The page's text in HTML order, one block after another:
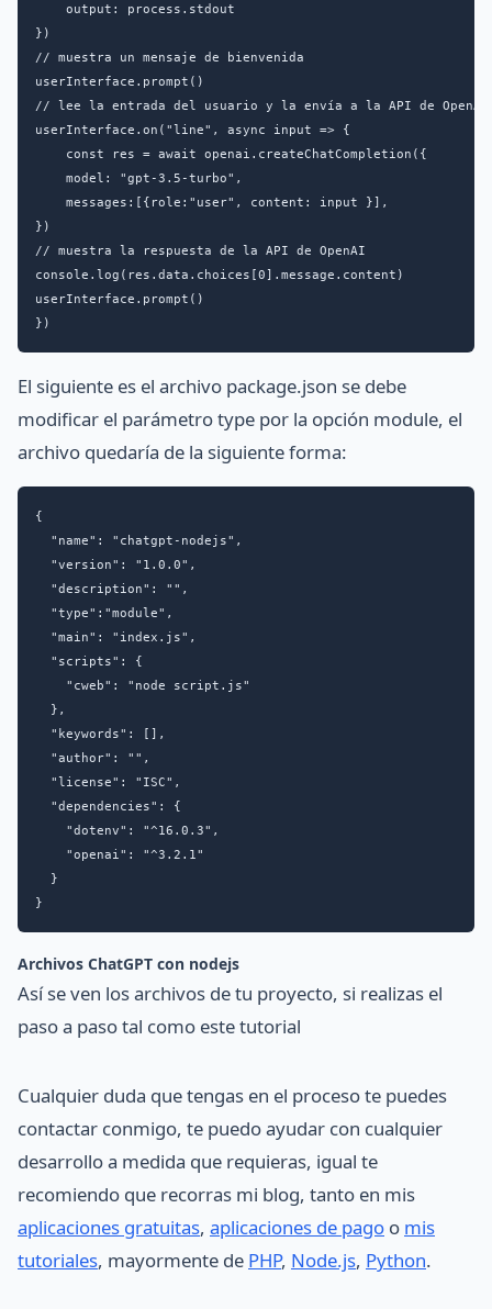
    output: process.stdout
})
// muestra un mensaje de bienvenida
userInterface.prompt()
// lee la entrada del usuario y la envía a la API de OpenAI
userInterface.on("line", async input => {
    const res = await openai.createChatCompletion({
    model: "gpt-3.5-turbo",
    messages:[{role:"user", content: input }],
})
// muestra la respuesta de la API de OpenAI
console.log(res.data.choices[0].message.content)
userInterface.prompt()
})
El siguiente es el archivo package.json se debe
modificar el parámetro type por la opción module, el
archivo quedaría de la siguiente forma:
{
  "name": "chatgpt-nodejs",
  "version": "1.0.0",
  "description": "",
  "type":"module",
  "main": "index.js",
  "scripts": {
    "cweb": "node script.js"
  },
  "keywords": [],
  "author": "",
  "license": "ISC",
  "dependencies": {
    "dotenv": "^16.0.3",
    "openai": "^3.2.1"
  }
}
Archivos ChatGPT con nodejs
Así se ven los archivos de tu proyecto, si realizas el
paso a paso tal como este tutorial
Cualquier duda que tengas en el proceso te puedes
contactar conmigo, te puedo ayudar con cualquier
desarrollo a medida que requieras, igual te
recomiendo que recorras mi blog, tanto en mis
aplicaciones gratuitas, aplicaciones de pago o mis
tutoriales, mayormente de PHP, Node.js, Python.